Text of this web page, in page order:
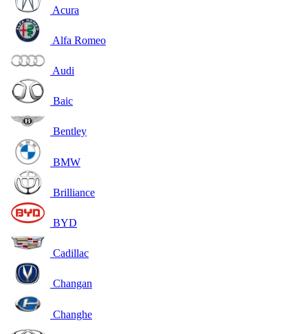
Acura
Alfa Romeo
Audi
Baic
Bentley
BMW
Brilliance
BYD
Cadillac
Changan
Changhe